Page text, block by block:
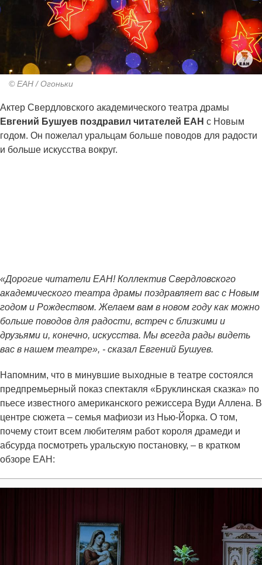
© ЕАН / Огоньки
Актер Свердловского академического театра драмы
Евгений Бушуев поздравил читателей ЕАН с Новым
годом. Он пожелал уральцам больше поводов для радости
и больше искусства вокруг.
«Дорогие читатели ЕАН! Коллектив Свердловского
академического театра драмы поздравляет вас с Новым
годом и Рождеством. Желаем вам в новом году как можно
больше поводов для радости, встреч с близкими и
друзьями и, конечно, искусства. Мы всегда рады видеть
вас в нашем театре», - сказал Евгений Бушуев.
Напомним, что в минувшие выходные в театре состоялся
предпремьерный показ спектакля «Бруклинская сказка» по
пьесе известного американского режиссера Вуди Аллена. В
центре сюжета – семья мафиози из Нью-Йорка. О том,
почему стоит всем любителям работ короля драмеди и
абсурда посмотреть уральскую постановку, – в кратком
обзоре ЕАН: